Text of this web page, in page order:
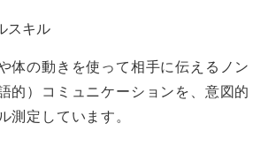
スキル
体の動きを使って相手に伝えるノン
的）コミュニケーションを、意図的
測定しています。